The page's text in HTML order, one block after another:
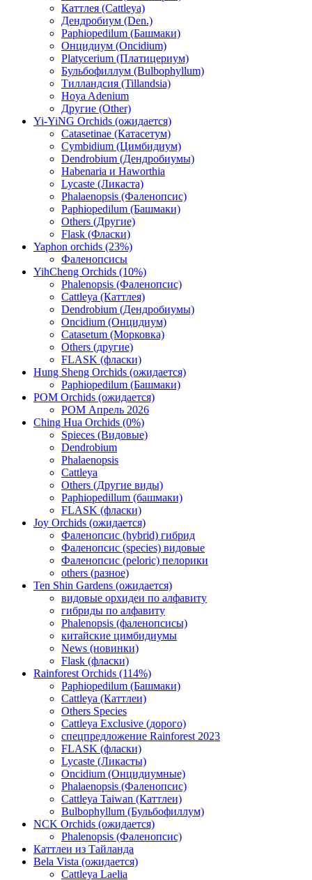
Каттлея (Cattleya)
Дендробиум (Den.)
Paphiopedilum (Башмаки)
Онцидиум (Oncidium)
Platycerium (Платицериум)
Бульбофиллум (Bulbophyllum)
Тилландсия (Tillandsia)
Hoya Adenium
Другие (Other)
Yi-YiNG Orchids (ожидается)
Catasetinae (Катасетум)
Cymbidium (Цимбидиум)
Dendrobium (Дендробиумы)
Habenaria и Haworthia
Lycaste (Ликаста)
Phalaenopsis (Фаленопсис)
Paphiopedilum (Башмаки)
Others (Другие)
Flask (Фласки)
Yaphon orchids (23%)
Фаленопсисы
YihCheng Orchids (10%)
Phalenopsis (Фаленопсис)
Cattleya (Каттлея)
Dendrobium (Дендробиумы)
Oncidium (Онцидиум)
Catasetum (Морковка)
Others (другие)
FLASK (фласки)
Hung Sheng Orchids (ожидается)
Paphiopedilum (Башмаки)
POM Orchids (ожидается)
POM Апрель 2026
Ching Hua Orchids (0%)
Spieces (Видовые)
Dendrobium
Phalaenopsis
Cattleya
Others (Другие виды)
Paphiopedillum (башмаки)
FLASK (фласки)
Joy Orchids (ожидается)
Фаленопсис (hybrid) гибрид
Фаленопсис (species) видовые
Фаленопсис (peloric) пелорики
others (разное)
Ten Shin Gardens (ожидается)
видовые орхидеи по алфавиту
гибриды по алфавиту
Phalenopsis (фаленопсисы)
китайские цимбидиумы
News (новинки)
Flask (фласки)
Rainforest Orchids (114%)
Paphiopedilum (Башмаки)
Cattleya (Каттлеи)
Others Species
Cattleya Exclusive (дорого)
спецпредложение Rainforest 2023
FLASK (фласки)
Lycaste (Ликасты)
Oncidium (Онцидиумные)
Phalaenopsis (Фаленопсис)
Cattleya Taiwan (Каттлеи)
Bulbophyllum (Бульбофиллум)
NCK Orchids (ожидается)
Phalenopsis (Фаленопсис)
Каттлеи из Тайланда
Bela Vista (ожидается)
Cattleya Laelia